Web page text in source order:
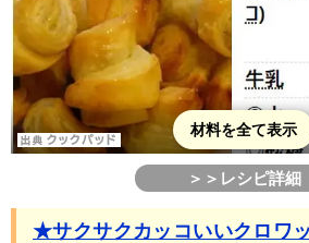
材料を全て表示
＞＞レシピ詳細
★サクサクカッコいいクロワ